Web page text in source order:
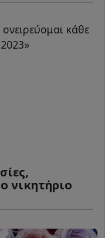
νικητήριο